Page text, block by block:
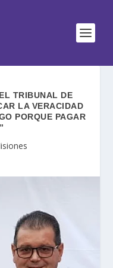
TRIBUNAL DE
LA VERACIDAD
PORQUE PAGAR